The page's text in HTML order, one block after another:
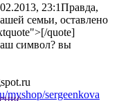
23:1Правда,
семьи, оставлено
quote]
символ? вы
myshop/sergeenkova